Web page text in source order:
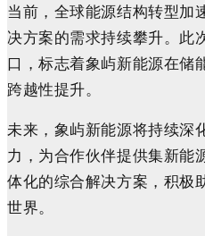
当前，全球能源结构转型加
决方案的需求持续攀升。此
口，标志着象屿新能源在储
跨越性提升。
未来，象屿新能源将持续深
力，为合作伙伴提供集新能
体化的综合解决方案，积极
世界。